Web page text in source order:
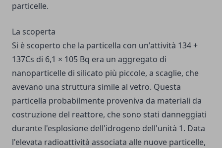
particelle.
La scoperta
Si è scoperto che la particella con un'attività 134 +
137Cs di 6,1 × 105 Bq era un aggregato di
nanoparticelle di silicato più piccole, a scaglie, che
avevano una struttura simile al vetro. Questa
particella probabilmente proveniva da materiali da
costruzione del reattore, che sono stati danneggiati
durante l'esplosione dell'idrogeno dell'unità 1. Data
l'elevata radioattività associata alle nuove particelle,